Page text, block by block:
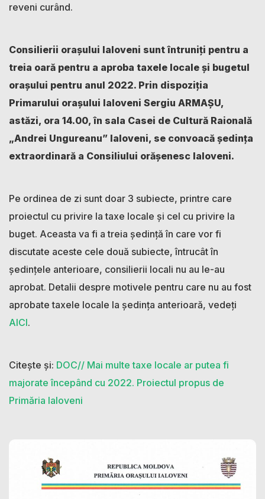
reveni curând.
Consilierii orașului Ialoveni sunt întruniți pentru a
treia oară pentru a aproba taxele locale și bugetul
orașului pentru anul 2022. Prin dispoziția
Primarului orașului Ialoveni Sergiu ARMAȘU,
astăzi, ora 14.00, în sala Casei de Cultură Raională
„Andrei Ungureanu” Ialoveni, se convoacă ședința
extraordinară a Consiliului orășenesc Ialoveni.
Pe ordinea de zi sunt doar 3 subiecte, printre care
proiectul cu privire la taxe locale și cel cu privire la
buget. Aceasta va fi a treia ședință în care vor fi
discutate aceste cele două subiecte, întrucât în
ședințele anterioare, consilierii locali nu au le-au
aprobat. Detalii despre motivele pentru care nu au fost
aprobate taxele locale la ședința anterioară, vedeți
AICI.
Citește și: DOC// Mai multe taxe locale ar putea fi
majorate începând cu 2022. Proiectul propus de
Primăria Ialoveni